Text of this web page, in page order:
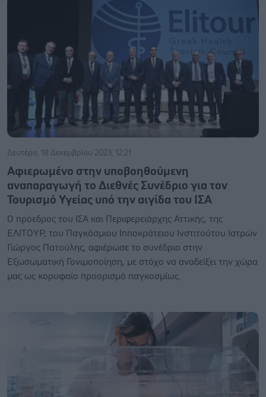
Δευτέρα, 18 Δεκεμβρίου 2023, 12:21
Αφιερωμένο στην υποβοηθούμενη
αναπαραγωγή το Διεθνές Συνέδριο για τον
Τουρισμό Υγείας υπό την αιγίδα του ΙΣΑ
Ο πρόεδρος του ΙΣΑ και Περιφερειάρχης Αττικής, της
ΕΛΙΤΟΥΡ, του Παγκόσμιου Ιπποκράτειου Ινστιτούτου Ιατρών
Γιώργος Πατούλης, αφιέρωσε το συνέδριο στην
Εξωσωματική Γονιμοποίηση, με στόχο να αναδείξει την χώρα
μας ως κορυφαίο προορισμό παγκοσμίως.